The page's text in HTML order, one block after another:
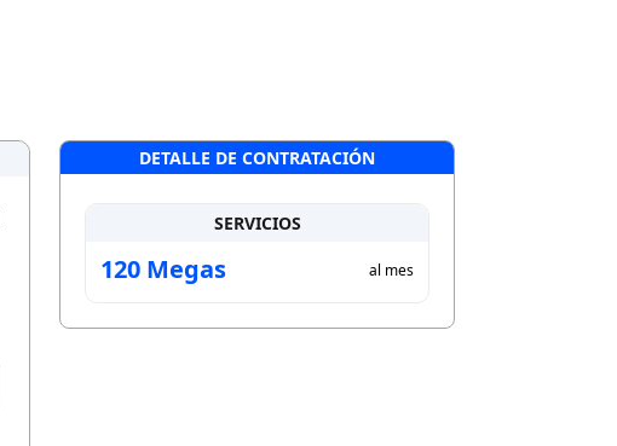
DETALLE DE CONTRATACIÓN
SERVICIOS
120 Megas al mes